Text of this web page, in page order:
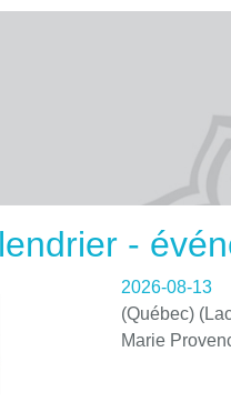
-
2026-08-13
(Québec)
Marie